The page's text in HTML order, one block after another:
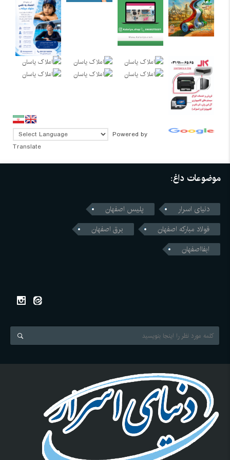
Powered by
Translate
موضوعات داغ:
دنیای اسرار
پلیس اصفهان
فولاد مبارکه اصفهان
برق اصفهان
ابفااصفهان